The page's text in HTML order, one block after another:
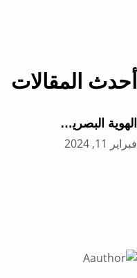
أحدث المقالات
فبراير 11, 2024
الهوية البصرية في الرياض: دورها الحاسم